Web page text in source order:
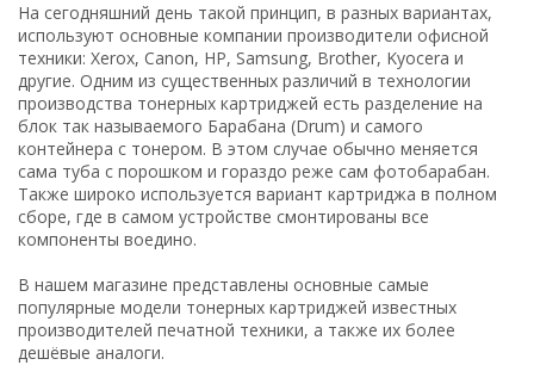
На сегодняшний день такой принцип, в разных вариантах,
используют основные компании производители офисной
техники: Xerox, Canon, HP, Samsung, Brother, Kyocera и
другие. Одним из существенных различий в технологии
производства тонерных картриджей есть разделение на
блок так называемого Барабана (Drum) и самого
контейнера с тонером. В этом случае обычно меняется
сама туба с порошком и гораздо реже сам фотобарабан.
Также широко используется вариант картриджа в полном
сборе, где в самом устройстве смонтированы все
компоненты воедино.
В нашем магазине представлены основные самые
популярные модели тонерных картриджей известных
производителей печатной техники, а также их более
дешёвые аналоги.